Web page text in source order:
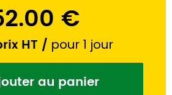
€
HT / pour 1 jour
au panier